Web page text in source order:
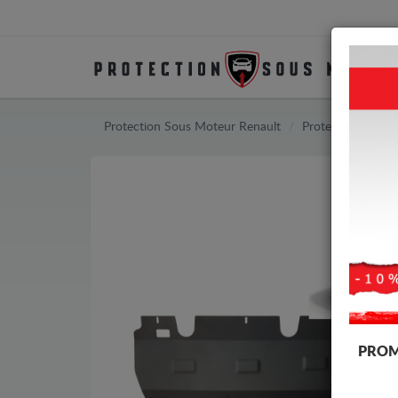
Protection Sous Moteur Renault Protection Sous